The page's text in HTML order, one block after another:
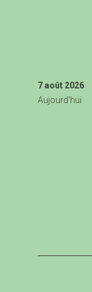
7 août 2026
Aujourd'hui